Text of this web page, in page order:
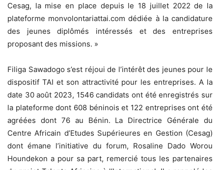
Cesag, la mise en place depuis le 18 juillet 2022 de la
plateforme monvolontariattai.com dédiée à la candidature
des jeunes diplômés intéressés et des entreprises
proposant des missions. »
Filiga Sawadogo s’est réjoui de l’intérêt des jeunes pour le
dispositif TAI et son attractivité pour les entreprises. A la
date 30 août 2023, 1546 candidats ont été enregistrés sur
la plateforme dont 608 béninois et 122 entreprises ont été
agréées dont 76 au Bénin. La Directrice Générale du
Centre Africain d’Etudes Supérieures en Gestion (Cesag)
dont émane l’initiative du forum, Rosaline Dado Worou
Houndekon a pour sa part, remercié tous les partenaires